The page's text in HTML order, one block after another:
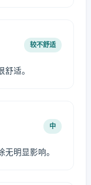
较不舒适
适。
中
明显影响。